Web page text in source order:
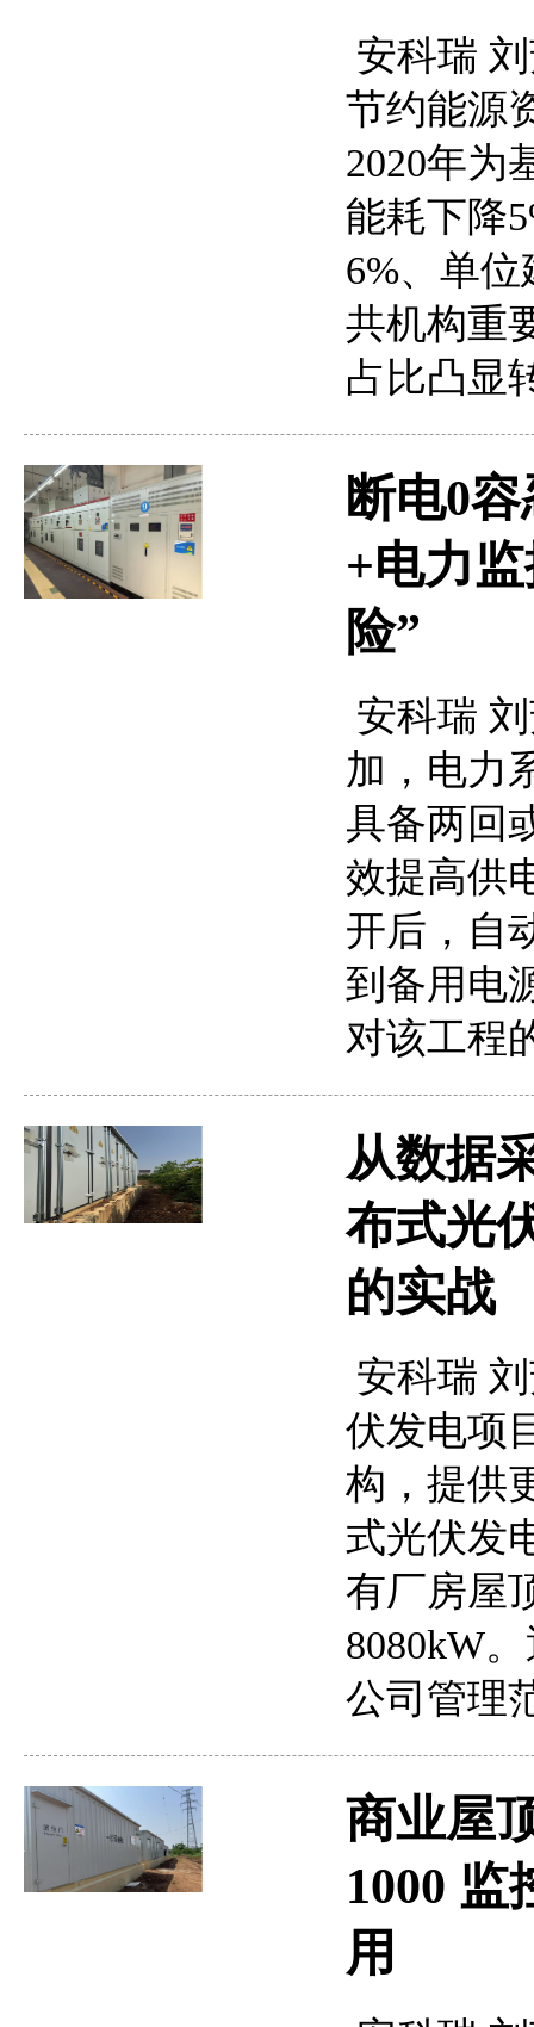
安科瑞
节约能源
2020年为
能耗下降
6%、单
共机构重
占比凸显
断电0
+电力
险”
安科瑞
加，电力
具备两回
效提高供
开后，自
到备用电
对该工程
从数据
布式光
的实战
安科瑞
伏发电项
构，提供
式光伏发
有厂房屋
8080kW
公司管
商业屋
1000
用